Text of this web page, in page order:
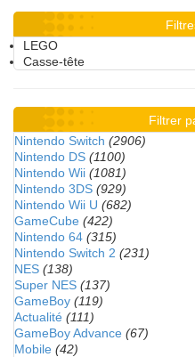
LEGO
Casse-tête
Filtrer
Nintendo Switch (2906)
Nintendo DS (1100)
Nintendo Wii (1081)
Nintendo 3DS (929)
Nintendo Wii U (682)
GameCube (422)
Nintendo 64 (315)
Nintendo Switch 2 (231)
NES (138)
Super NES (137)
GameBoy (119)
Actualité (111)
GameBoy Advance (67)
Mobile (42)